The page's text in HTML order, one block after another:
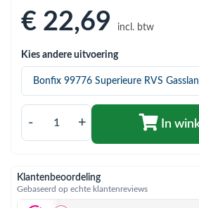
(Warmtepompen en
€ 22,69 incl. btw
Kies andere uitvoering
- + In
Klantenbeoordeling
Gebaseerd op echte klantenreviews